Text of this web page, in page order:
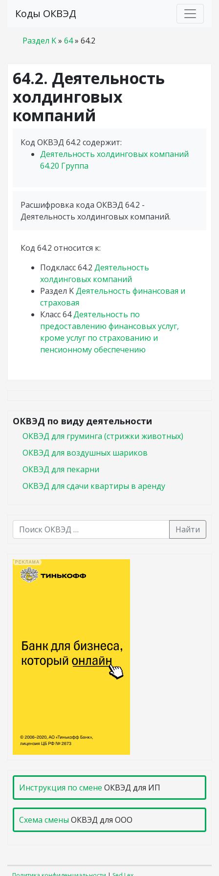
Коды ОКВЭД
Раздел K» 64» 64.2
64.2. Деятельность
холдинговых
компаний
Код ОКВЭД 64.2 содержит:
Деятельность холдинговых компаний
64.20 Группа
Расшифровка кода ОКВЭД 64.2 -
Деятельность холдинговых компаний.
Код 64.2 относится к:
Подкласс64.2 Деятельность
холдинговых компаний
Раздел KДеятельность финансовая и
страховая
Класс64Деятельность по
предоставлению финансовых услуг,
кроме услуг по страхованию и
пенсионному обеспечению
ОКВЭД по виду деятельности
ОКВЭД для груминга (стрижки животных)
ОКВЭД для воздушных шариков
ОКВЭД для пекарни
ОКВЭД для сдачи квартиры в аренду
Найти
В списке найденных результатов используйте
Инструкция по смене ОКВЭД для ИП
Схема смены ОКВЭД для ООО